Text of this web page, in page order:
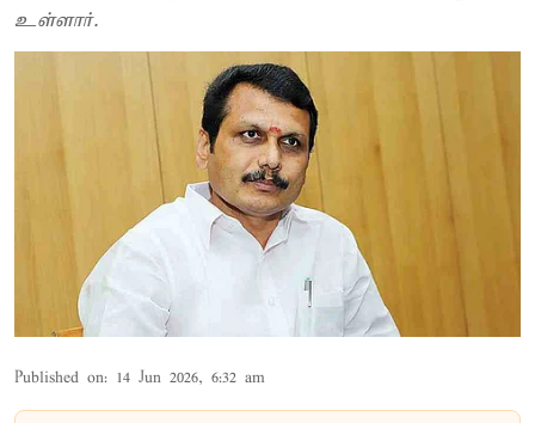
உள்ளார்.
Published on: 14 Jun 2026, 6:32 am